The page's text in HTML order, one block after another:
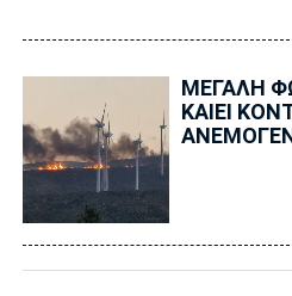
ΜΕΓΑΛΗ
ΚΑΙΕΙ